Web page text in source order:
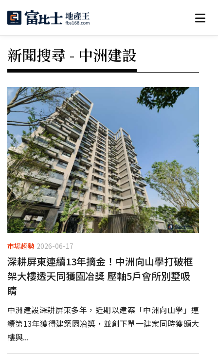
新聞搜尋 - 中洲建設
市場趨勢 2026-06-17
深耕屏東連續13年摘金！中洲向山學打破框
架大樓透天同獲園冶獎 壓軸5戶會所別墅吸
睛
中洲建設深耕屏東多年，近期以建案「中洲向山學」連
續第13年獲得建築園冶獎，並創下單一建案同時獲頒大
樓與...